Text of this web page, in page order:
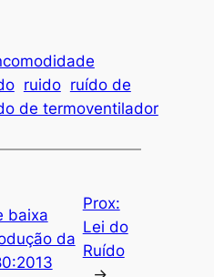
ruido ruído de
de termoventilador
baixa
da
Prox:
Lei do
Ruído